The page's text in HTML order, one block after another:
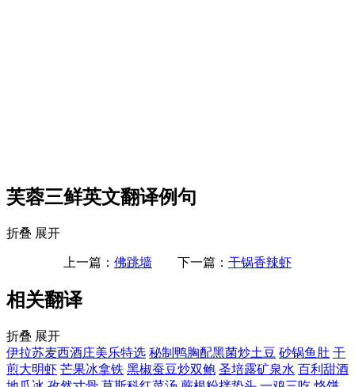
芙蓉三鲜英文翻译例句
折叠 展开
上一篇： 佛跳墙 下一篇： 干锅香辣虾
相关翻译
折叠 展开
伊拉苏麦西酒庄美乐特选 秘制鸭胸配黑菌炒土豆 砂锅鱼肚 干
煎大明虾 芒果冰拿铁 黑椒蚕豆炒双鲍 圣培露矿泉水 百利甜酒